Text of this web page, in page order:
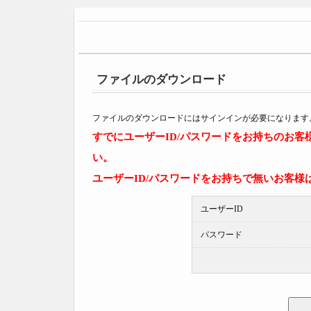
ファイルのダウンロード
ファイルのダウンロードにはサインインが必要になります
すでにユーザーID/パスワードをお持ちのお客
い。
ユーザーID/パスワードをお持ちで無いお客様
ユーザーID
パスワード